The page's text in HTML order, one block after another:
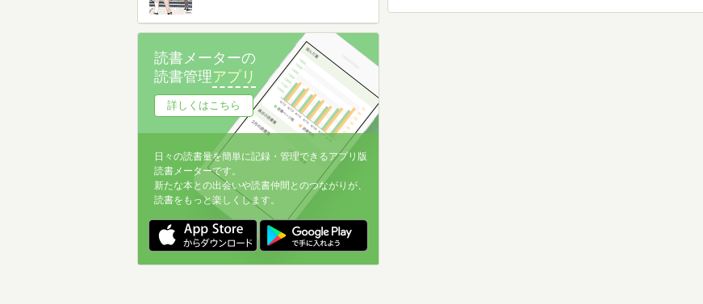
読書メーターの
読書管理アプリ
詳しくはこちら
日々の読書量を簡単に記録・管理できるアプリ版
読書メーターです。
新たな本との出会いや読書仲間とのつながりが、
読書をもっと楽しくします。